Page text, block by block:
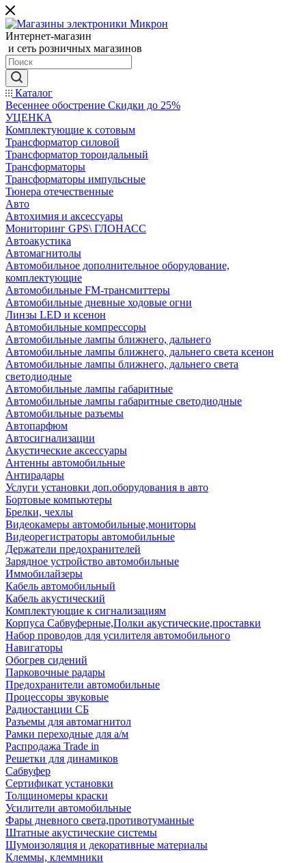
Интернет-магазин
и сеть розничных магазинов
Каталог
Весеннее обострение Скидки до 25%
УЦЕНКА
Комплектующие к сотовым
Трансформатор силовой
Трансформатор тороидальный
Трансформаторы
Трансформаторы импульсные
Тюнера отечественные
Авто
Автохимия и аксессуары
Мониторинг GPS\ ГЛОНАСС
Автоакустика
Автомагнитолы
Автомобильное дополнительное оборудование,
комплектующие
Автомобильные FM-трансмиттеры
Автомобильные дневные ходовые огни
Линзы LED и ксенон
Автомобильные компрессоры
Автомобильные лампы ближнего, дальнего
Автомобильные лампы ближнего, дальнего света ксенон
Автомобильные лампы ближнего, дальнего света
светодиодные
Автомобильные лампы габаритные
Автомобильные лампы габаритные светодиодные
Автомобильные разъемы
Автопарфюм
Автосигнализации
Акустические аксессуары
Антенны автомобильные
Антирадары
Услуги установки доп.оборудования в авто
Бортовые компьютеры
Брелки, чехлы
Видеокамеры автомобильные,мониторы
Видеорегистраторы автомобильные
Держатели предохранителей
Зарядное устройство автомобильные
Иммобилайзеры
Кабель автомобильный
Кабель акустический
Комплектующие к сигнализациям
Корпуса Сабвуферные,Полки акустические,проставки
Набор проводов для усилителя автомобильного
Навигаторы
Обогрев сидений
Парковочные радары
Предохранители автомобильные
Процессоры звуковые
Радиостанции СБ
Разъемы для автомагнитол
Рамки переходные для а/м
Распродажа Trade in
Решетки для динамиков
Сабвуфер
Сертификат установки
Толщиномеры краски
Усилители автомобильные
Фары дневного света,противотуманные
Штатные акустические системы
Шумоизоляция и декоративные материалы
Клеммы, клеммники